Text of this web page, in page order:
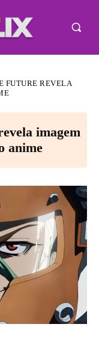
FUTURE REVELA
imagem
anime